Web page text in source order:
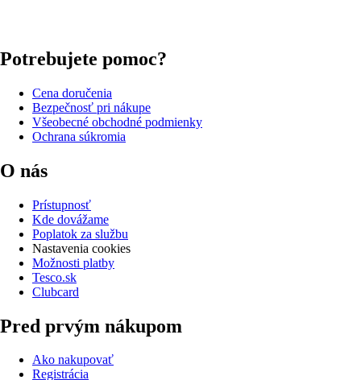
Potrebujete pomoc?
Cena doručenia
Bezpečnosť pri nákupe
Všeobecné obchodné podmienky
Ochrana súkromia
O nás
Prístupnosť
Kde dovážame
Poplatok za službu
Nastavenia cookies
Možnosti platby
Tesco.sk
Clubcard
Pred prvým nákupom
Ako nakupovať
Registrácia